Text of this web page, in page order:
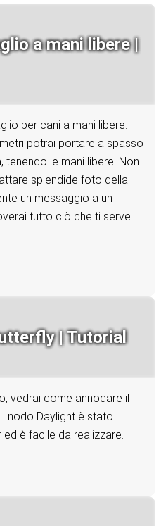
a mani libere |
per cani a mani libere.
potrai portare a spasso
tenendo le mani libere! Non
splendide foto della
un messaggio a un
tutto ciò che ti serve
| Tutorial
vedrai come annodare il
nodo Daylight è stato
è facile da realizzare.